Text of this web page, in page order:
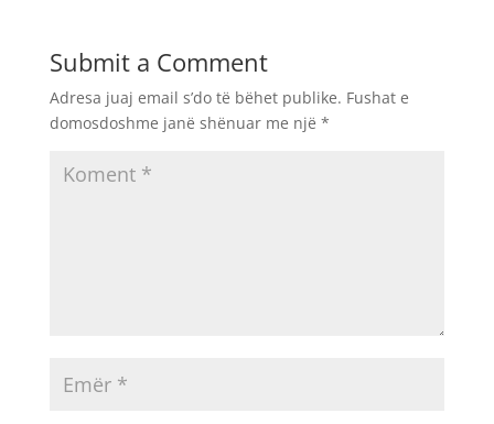
Submit a Comment
Adresa juaj email s’do të bëhet publike. Fushat e
domosdoshme janë shënuar me një *